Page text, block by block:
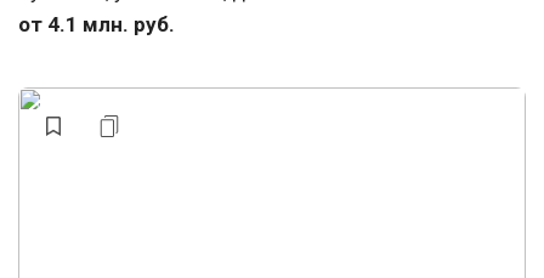
от 4.1 млн. руб.